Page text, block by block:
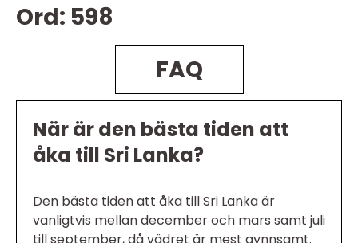
Ord: 598
FAQ
När är den bästa tiden att
åka till Sri Lanka?
Den bästa tiden att åka till Sri Lanka är
vanligtvis mellan december och mars samt juli
till september, då vädret är mest gynnsamt.